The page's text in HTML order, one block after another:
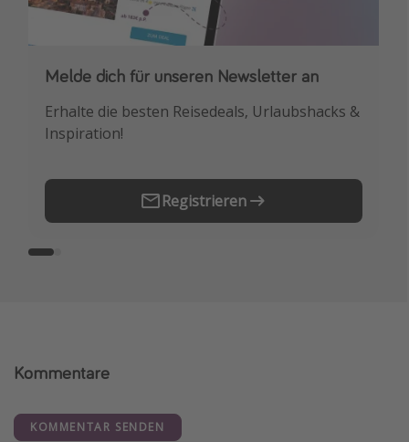
Melde dich für unseren Newsletter an
Erhalte die besten Reisedeals, Urlaubshacks &
Inspiration!
Registrieren
Downloade unsere App
Buche die besten Reiseschnäppchen als
Erstes.
Kommentare
KOMMENTAR SENDEN